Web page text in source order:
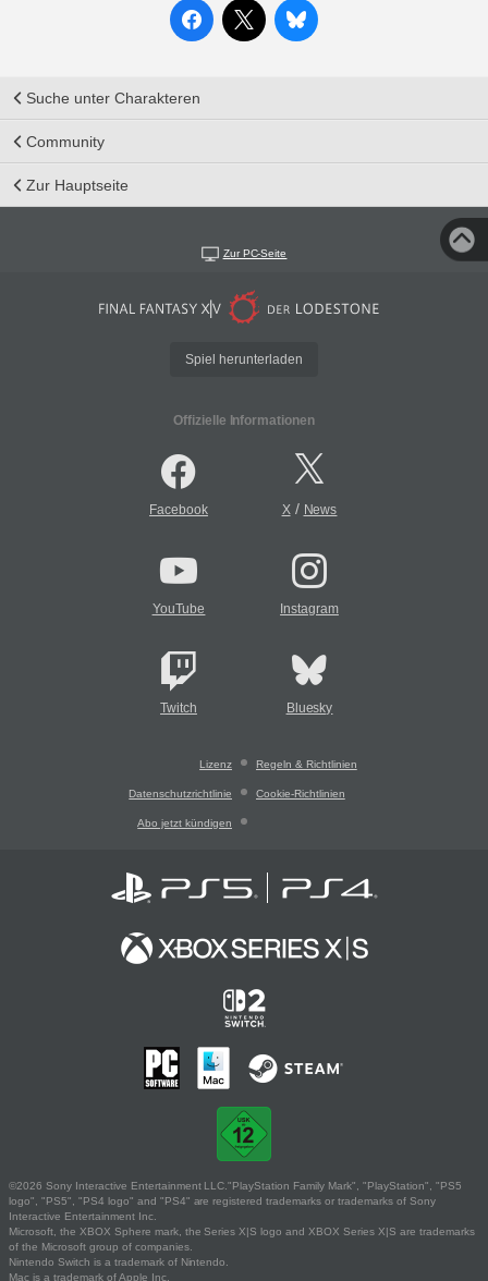
Suche unter Charakteren
Community
Zur Hauptseite
Zur PC-Seite
Spiel herunterladen
Offizielle Informationen
Facebook X/ News
YouTube Instagram
Twitch Bluesky
Lizenz Regeln & Richtlinien
Datenschutzrichtlinie Cookie-Richtlinien
Abo jetzt kündigen
©2026 Sony Interactive Entertainment LLC."PlayStation Family Mark", "PlayStation", "PS5
logo", "PS5", "PS4 logo" and "PS4" are registered trademarks or trademarks of Sony
Interactive Entertainment Inc.
Microsoft, the XBOX Sphere mark, the Series X|S logo and XBOX Series X|S are trademarks
of the Microsoft group of companies.
Nintendo Switch is a trademark of Nintendo.
Mac is a trademark of Apple Inc.